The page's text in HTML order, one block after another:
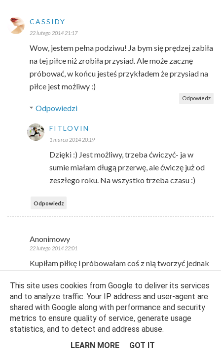
CASSIDY
22 lutego 2014 21:17
Wow, jestem pełna podziwu! Ja bym się prędzej zabiła
na tej piłce niż zrobiła przysiad. Ale może zacznę
próbować, w końcu jesteś przykładem że przysiad na
piłce jest możliwy :)
Odpowiedz
Odpowiedzi
FITLOVIN
1 marca 2014 20:19
Dzięki :) Jest możliwy, trzeba ćwiczyć- ja w
sumie miałam długą przerwę, ale ćwiczę już od
zeszłego roku. Na wszystko trzeba czasu :)
Odpowiedz
Anonimowy
22 lutego 2014 22:01
Kupiłam piłkę i próbowałam coś z nią tworzyć jednak
Twój zapewne skutkowałby wybitymi zębami:D
Już wiesz dlaczego tak Ci czasem ''słodzę''? Bo
zasłużyłaś!!!:)
This site uses cookies from Google to deliver its services
and to analyze traffic. Your IP address and user-agent are
shared with Google along with performance and security
metrics to ensure quality of service, generate usage
statistics, and to detect and address abuse.
LEARN MORE
GOT IT